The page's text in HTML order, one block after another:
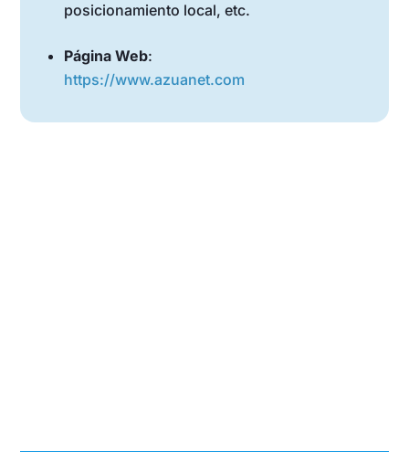
posicionamiento local, etc.
Página Web:
https://www.azuanet.com